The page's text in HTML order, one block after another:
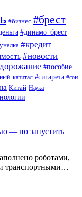
#бизнес #брест
#динамо_брест
#кредит
#новости
#пособие
#сигарета #сон
Китай Наука
— но запустить
роботами,
транспортными…